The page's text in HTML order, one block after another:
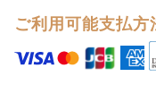
ご利用可能支払方